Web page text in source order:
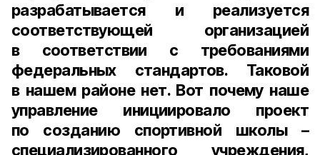
разрабатывается и реализуется
соответствующей организацией
в соответствии с требованиями
федеральных стандартов. Таковой
в нашем районе нет. Вот почему наше
управление инициировало проект
по созданию спортивной школы –
специализированного учреждения,